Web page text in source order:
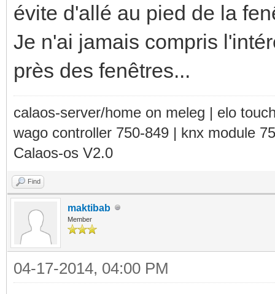
évite d'allé au pied de la
Je n'ai jamais compris
près des fenêtres...
calaos-server/home on meleg | elo
wago controller 750-849 | knx module
Calaos-os V2.0
Find
maktibab
Member
04-17-2014, 04:00 PM